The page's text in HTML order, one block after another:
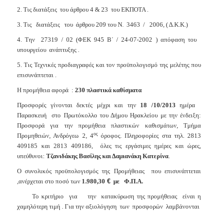
2. Τις διατάξεις του άρθρου 4 & 23 του ΕΚΠΟΤΑ .
3. Τις διατάξεις του άρθρου 209 του Ν. 3463 / 2006, ( Δ.Κ.Κ.)
4. Την
27319 / 02 (ΦΕΚ 945 Β΄ / 24-07-2002 ) απόφαση του
υπουργείου ανάπτυξης .
5. Τις Τεχνικές προδιαγραφές και τον προϋπολογισμό της μελέτης που
επισυνάπτεται .
Η προμήθεια αφορά : 230 πλαστικά καθίσματα
Προσφορές γίνονται δεκτές μέχρι και την 18 /10/2013 ημέρα
Παρασκευή
στο Πρωτόκολλο του Δήμου Ηρακλείου με την ένδειξη:
Προσφορά για την προμήθεια πλαστικών καθισμάτων, Τμήμα
Προμηθειών, Ανδρόγεω 2, 4οςόροφος. Πληροφορίες στα τηλ. 2813
409185 και 2813 409186,
όλες τις εργάσιμες ημέρες και ώρες,
υπεύθυνοι: Τζανιδάκης Βασίλης και Δαμιανάκη Κατερίνα
Ο συνολικός προϋπολογισμός της Προμήθειας
που επισυνάπτεται
,ανέρχεται στο ποσό των 1.980,30 € με Φ.Π.Α.
Το κριτήριο για την κατακύρωση της προμήθειας
είναι η
χαμηλότερη τιμή . Για την αξιολόγηση των προσφορών λαμβάνονται